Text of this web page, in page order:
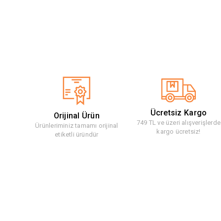
Orijinal Ürün
Ürünleriminiz tamamı orijinal
etiketli üründür
Ücretsiz Kargo
749 TL ve üzeri alışverişlerde
kargo ücretsiz!